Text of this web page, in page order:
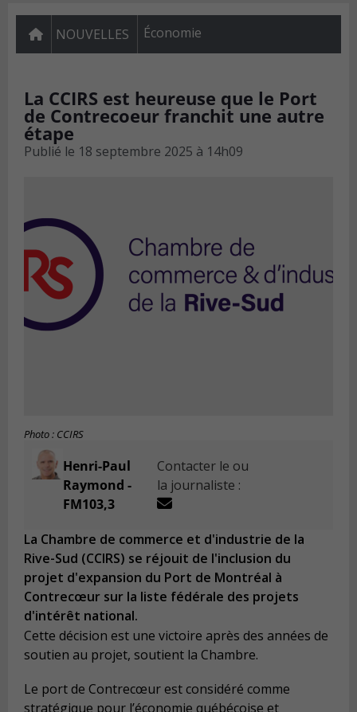
NOUVELLES Économie
La CCIRS est heureuse que le Port
de Contrecoeur franchit une autre
étape
Publié le 18 septembre 2025 à 14h09
Photo : CCIRS
Henri-Paul
Raymond -
FM103,3
Contacter le ou
la journaliste :
La Chambre de commerce et d'industrie de la
Rive-Sud (CCIRS) se réjouit de l'inclusion du
projet d'expansion du Port de Montréal à
Contrecœur sur la liste fédérale des projets
d'intérêt national.
Cette décision est une victoire après des années de
soutien au projet, soutient la Chambre.
Le port de Contrecœur est considéré comme
stratégique pour l’économie québécoise et